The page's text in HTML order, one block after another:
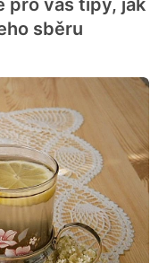
pro vás tipy, jak
sběru